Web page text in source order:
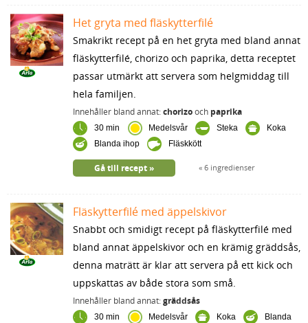
Het gryta med fläskytterfilé
Smakrikt recept på en het gryta med bland annat
fläskytterfilé, chorizo och paprika, detta receptet
passar utmärkt att servera som helgmiddag till
hela familjen.
Innehåller bland annat:chorizooch paprika
30 min Medelsvår Steka
Koka
Blanda ihop
Fläskkött
6 ingredienser
Gå till recept
Fläskytterfilé med äppelskivor
Snabbt och smidigt recept på fläskytterfilé med
bland annat äppelskivor och en krämig gräddsås,
denna maträtt är klar att servera på ett kick och
uppskattas av både stora som små.
Innehåller bland annat:gräddsås
30 min Medelsvår Koka
Blanda